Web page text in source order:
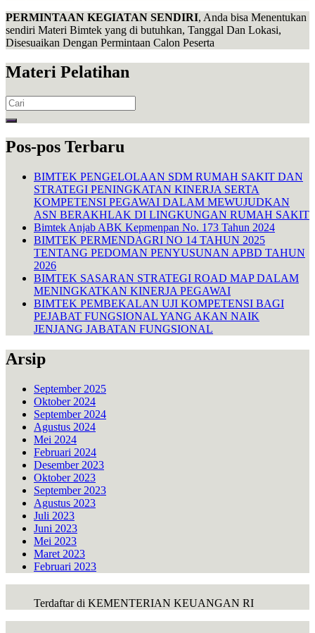
PERMINTAAN KEGIATAN SENDIRI, Anda bisa Menentukan
sendiri Materi Bimtek yang di butuhkan, Tanggal Dan Lokasi,
Disesuaikan Dengan Permintaan Calon Peserta
Materi Pelatihan
Search
for:
Pos-pos Terbaru
BIMTEK PENGELOLAAN SDM RUMAH SAKIT DAN
STRATEGI PENINGKATAN KINERJA SERTA
KOMPETENSI PEGAWAI DALAM MEWUJUDKAN
ASN BERAKHLAK DI LINGKUNGAN RUMAH SAKIT
Bimtek Anjab ABK Kepmenpan No. 173 Tahun 2024
BIMTEK PERMENDAGRI NO 14 TAHUN 2025
TENTANG PEDOMAN PENYUSUNAN APBD TAHUN
2026
BIMTEK SASARAN STRATEGI ROAD MAP DALAM
MENINGKATKAN KINERJA PEGAWAI
BIMTEK PEMBEKALAN UJI KOMPETENSI BAGI
PEJABAT FUNGSIONAL YANG AKAN NAIK
JENJANG JABATAN FUNGSIONAL
Arsip
September 2025
Oktober 2024
September 2024
Agustus 2024
Mei 2024
Februari 2024
Desember 2023
Oktober 2023
September 2023
Agustus 2023
Juli 2023
Juni 2023
Mei 2023
Maret 2023
Februari 2023
Terdaftar di KEMENTERIAN KEUANGAN RI